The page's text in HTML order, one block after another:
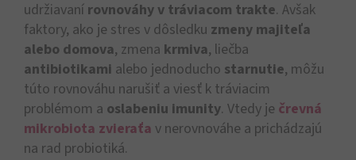
udržiavaní rovnováhy v tráviacom trakte. Avšak
faktory, ako je stres v dôsledku zmeny majiteľa
alebo domova, zmena krmiva, liečba
antibiotikami alebo jednoducho starnutie, môžu
túto rovnováhu narušiť a viesť k tráviacim
problémom a oslabeniu imunity. Vtedy je črevná
mikrobiota zvieraťa v nerovnováhe a prichádzajú
na rad probiotiká.